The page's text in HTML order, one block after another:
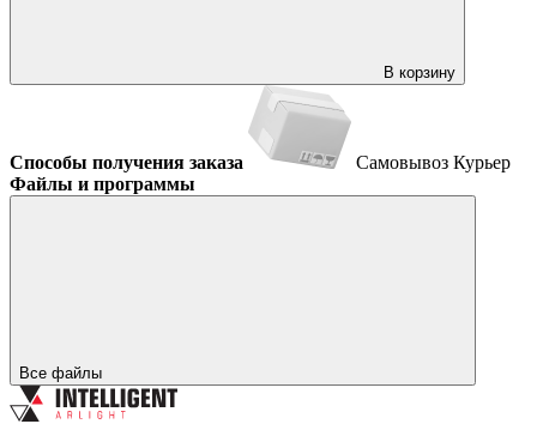
В корзину
Способы получения заказа Самовывоз Курьер
Файлы и программы
Все файлы